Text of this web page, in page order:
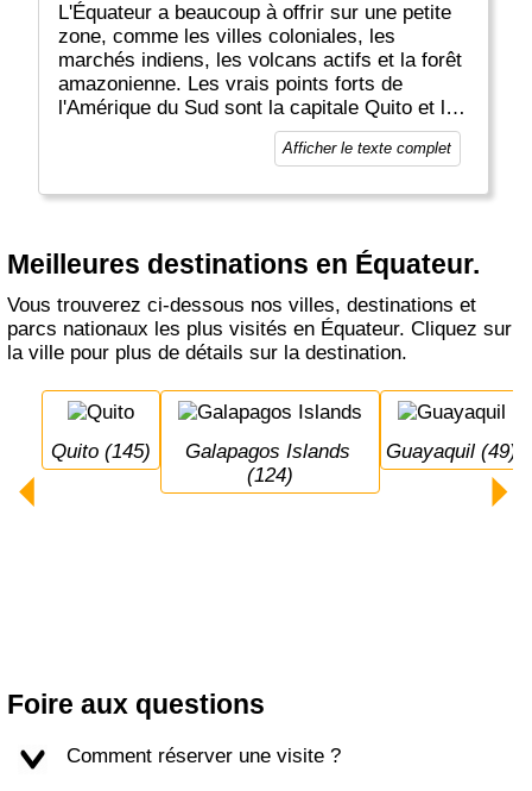
L'Équateur a beaucoup à offrir sur une petite
zone, comme les villes coloniales, les
marchés indiens, les volcans actifs et la forêt
amazonienne. Les vrais points forts de
l'Amérique du Sud sont la capitale Quito et les
îles Galapagos, les #2 et #3 sur la liste du
patrimoine mondial de l'UNESCO. Juste au
d'où le pays tire son nom.
Afficher le texte complet
Meilleures destinations en Équateur.
Vous trouverez ci-dessous nos villes, destinations et
parcs nationaux les plus visités en Équateur. Cliquez sur
la ville pour plus de détails sur la destination.
Quito (145)
Galapagos Islands
(124)
Guayaquil (49)
Foire aux questions
Comment réserver une visite ?